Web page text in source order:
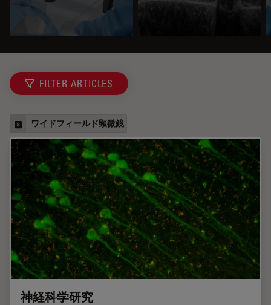
FILTER ARTICLES
ワイドフィールド顕微鏡
神経科学研究